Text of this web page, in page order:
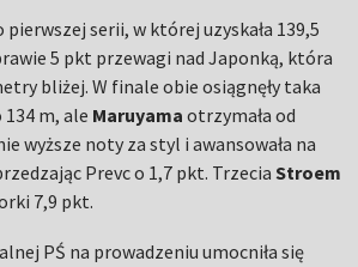
pierwszej serii, w której uzyskała 139,5
5 pkt przewagi nad Japonką, która
bliżej. W finale obie osiągnęły taka
134 m, ale Maruyamaotrzymała od
wyższe noty za styl i awansowała na
Prevc o 1,7 pkt. TrzeciaStroem
7,9 pkt.
PŚ na prowadzeniu umocniła się